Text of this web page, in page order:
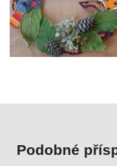
Podobné